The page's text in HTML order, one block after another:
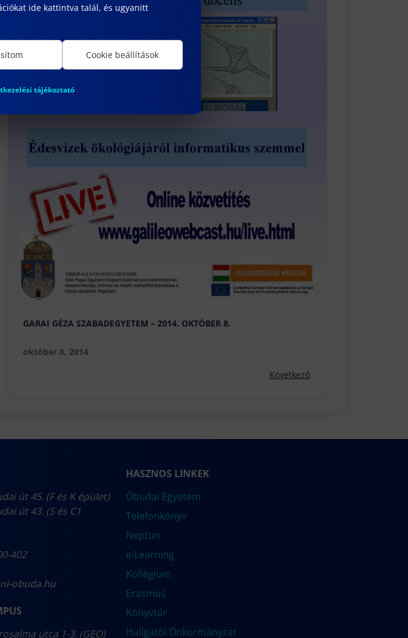
GARAI GÉZA SZABADEGYETEM – 2014. OKTÓBER 8.
október 8, 2014
Következő
út 45. (F és K épület)
út 43. (S és C1
402
obuda.hu
utca 1-3. (GEO)
HASZNOS LINKEK
Óbudai Egyetem
Telefonkönyv
Neptun
e-Learning
Kollégium
Erasmus
Könyvtár
Hallgatói Önkormányzat
ide kattintva talál, és ugyanitt
Cookie beállítások
tájékoztató